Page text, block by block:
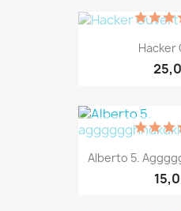
Hacker
Alberto 5.